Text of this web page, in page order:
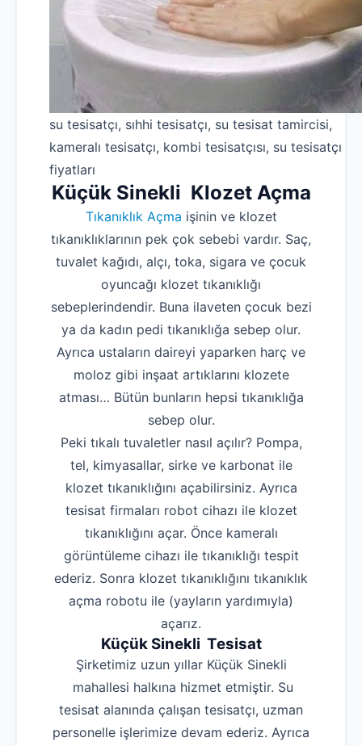
su tesisatçı, sıhhi tesisatçı, su tesisat tamircisi,
kameralı tesisatçı, kombi tesisatçısı, su tesisatçı
fiyatları
Küçük Sinekli Klozet Açma
Tıkanıklık Açma işinin ve klozet
tıkanıklıklarının pek çok sebebi vardır. Saç,
tuvalet kağıdı, alçı, toka, sigara ve çocuk
oyuncağı klozet tıkanıklığı
sebeplerindendir. Buna ilaveten çocuk bezi
ya da kadın pedi tıkanıklığa sebep olur.
Ayrıca ustaların daireyi yaparken harç ve
moloz gibi inşaat artıklarını klozete
atması… Bütün bunların hepsi tıkanıklığa
sebep olur.
Peki tıkalı tuvaletler nasıl açılır? Pompa,
tel, kimyasallar, sirke ve karbonat ile
klozet tıkanıklığını açabilirsiniz. Ayrıca
tesisat firmaları robot cihazı ile klozet
tıkanıklığını açar. Önce kameralı
görüntüleme cihazı ile tıkanıklığı tespit
ederiz. Sonra klozet tıkanıklığını tıkanıklık
açma robotu ile (yayların yardımıyla)
açarız.
Küçük Sinekli Tesisat
Şirketimiz uzun yıllar Küçük Sinekli
mahallesi halkına hizmet etmiştir. Su
tesisat alanında çalışan tesisatçı, uzman
personelle işlerimize devam ederiz. Ayrıca